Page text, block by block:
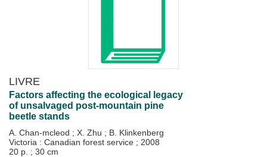
LIVRE
Factors affecting the ecological legacy
of unsalvaged post-mountain pine
beetle stands
A. Chan-mcleod ; X. Zhu ; B. Klinkenberg
Victoria : Canadian forest service ; 2008
20 p. ; 30 cm